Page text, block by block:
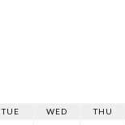
TUE WED THU